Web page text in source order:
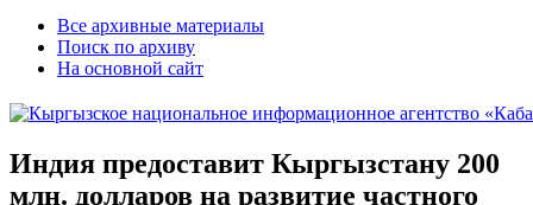
Все архивные материалы
Поиск по архиву
На основной сайт
Индия предоставит Кыргызстану 200
млн. долларов на развитие частного